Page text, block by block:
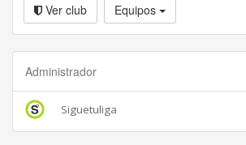
Ver club Equipos
Administrador
Siguetuliga